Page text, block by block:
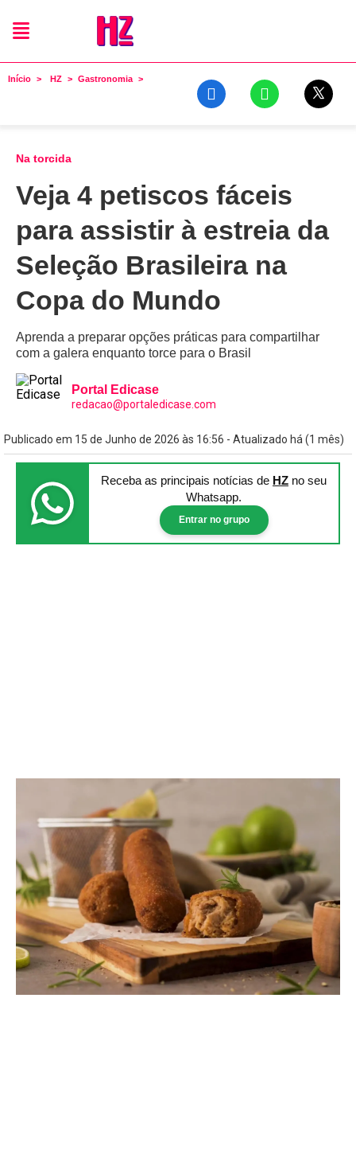
Início HZ Gastronomia
Na torcida
Veja 4 petiscos fáceis
para assistir à estreia da
Seleção Brasileira na
Copa do Mundo
Aprenda a preparar opções práticas para compartilhar
com a galera enquanto torce para o Brasil
Portal Edicase
redacao@portaledicase.com
Publicado em 15 de Junho de 2026 às 16:56 - Atualizado há (1 mês)
Receba as principais notícias de HZ no seu
Whatsapp.
Entrar no grupo